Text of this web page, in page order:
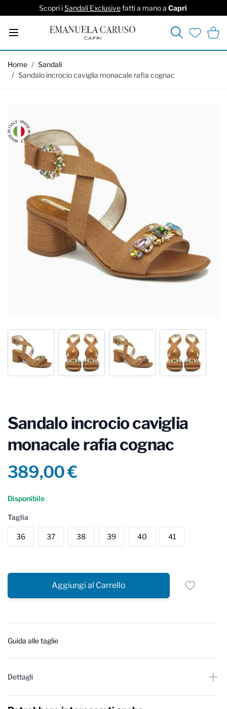
Scopri iSandali Exclusivefatti a mano a Capri
Cerca
Home / Sandali
/ Sandalo incrocio caviglia monacale rafia cognac
Sandalo incrocio caviglia
monacale rafia cognac
Product information
389,00 €
Reviews
Disponibile
Taglia
36 37 38 39 40 41
Aggiungi al Carrello
Guida alle taglie
Dettagli